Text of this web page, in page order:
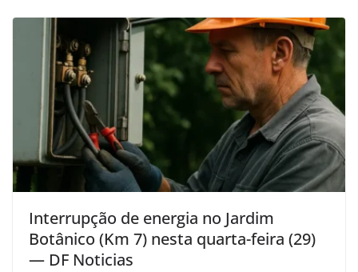
Interrupção de energia no Jardim
Botânico (Km 7) nesta quarta-feira (29)
— DF Noticias